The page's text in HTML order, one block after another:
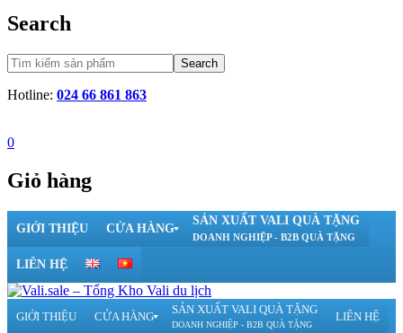
Search
Search
Hotline: 024 66 861 863
0
Giỏ hàng
GIỚI THIỆU CỬA HÀNG
SẢN XUẤT VALI QUÀ TẶNG
DOANH NGHIỆP - B2B QUÀ TẶNG
LIÊN HỆ
GIỚI THIỆU CỬA HÀNG
SẢN XUẤT VALI QUÀ TẶNG
DOANH NGHIỆP - B2B QUÀ TẶNG
LIÊN HỆ